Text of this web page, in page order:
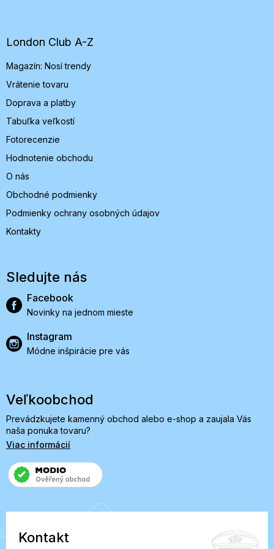
e
London Club A-Z
Magazín: Nosí trendy
Vrátenie tovaru
Doprava a platby
Tabuľka veľkostí
Fotorecenzie
Hodnotenie obchodu
O nás
Obchodné podmienky
Podmienky ochrany osobných údajov
Kontakty
Sledujte nás
Facebook
Novinky na jednom mieste
Instagram
Módne inšpirácie pre vás
Veľkoobchod
Prevádzkujete kamenný obchod alebo e-shop a zaujala Vás
naša ponuka tovaru?
Viac informácií
Kontakt